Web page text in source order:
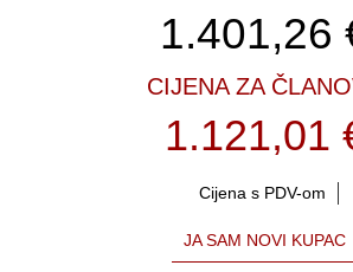
1.401,26
CIJENA ZA
1.121,01
Cijena s PDV-om
JA SAM NOVI KUPAC